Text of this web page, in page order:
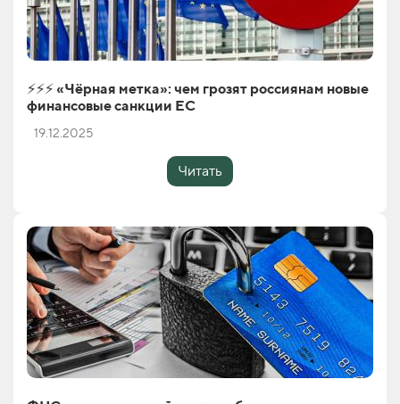
⚡️⚡️⚡️ «Чёрная метка»: чем грозят россиянам новые
финансовые санкции ЕС
19.12.2025
Читать